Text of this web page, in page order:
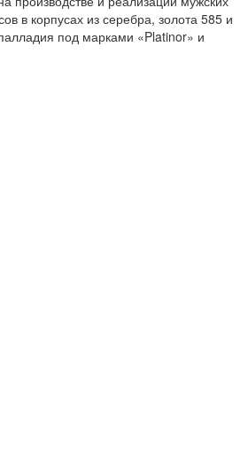
в корпусах из серебра, золота 585 и
под марками «Platinor» и